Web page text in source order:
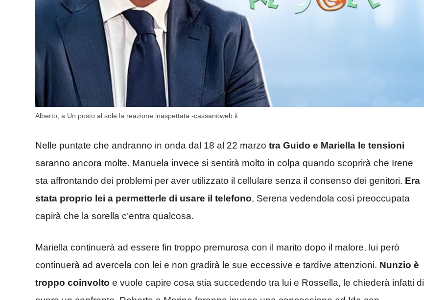
Alberto, a Un posto al sole la reazione inaspettata -cassanoweb.it
Nelle puntate che andranno in onda dal 18 al 22 marzo tra Guido e Mariella le tensioni
saranno ancora molte. Manuela invece si sentirà molto in colpa quando scoprirà che Irene
sta affrontando dei problemi per aver utilizzato il cellulare senza il consenso dei genitori. Era
stata proprio lei a permetterle di usare il telefono, Serena vedendola così preoccupata
capirà che la sorella c’entra qualcosa.
Mariella continuerà ad essere fin troppo premurosa con il marito dopo il malore, lui però
continuerà ad avercela con lei e non gradirà le sue eccessive e tardive attenzioni. Nunzio è
troppo coinvolto e vuole capire cosa stia succedendo tra lui e Rossella, le chiederà infatti di